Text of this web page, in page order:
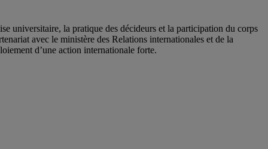
universitaire, la pratique des décideurs et la participation du corps
avec le ministère des Relations internationales et de la
d’une action internationale forte.